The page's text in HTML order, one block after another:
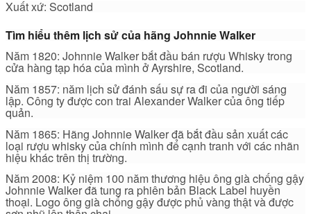
Xuất xứ: Scotland
Tìm hiểu thêm lịch sử của hãng Johnnie Walker
Năm 1820: Johnnie Walker bắt đầu bán rượu Whisky trong
cửa hàng tạp hóa của mình ở Ayrshire, Scotland.
Năm 1857: năm lịch sử đánh sấu sự ra đi của người sáng
lập. Công ty được con trai Alexander Walker của ông tiếp
quản.
Năm 1865: Hãng Johnnie Walker đã bắt đầu sản xuất các
loại rượu whisky của chính mình để cạnh tranh với các nhãn
hiệu khác trên thị trường.
Năm 2008: Kỷ niệm 100 năm thương hiệu ông già chống gậy
Johnnie Walker đã tung ra phiên bản Black Label huyền
thoại. Logo ông già chống gậy được phủ vàng thật và được